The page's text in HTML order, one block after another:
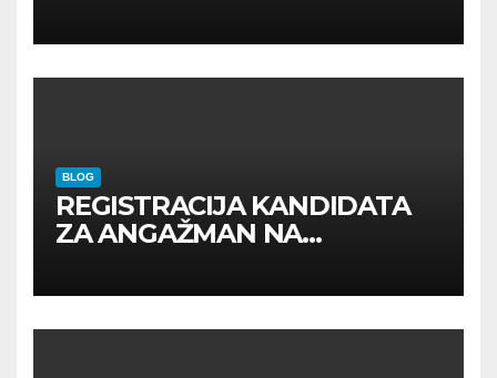
BLOG
REGISTRACIJA KANDIDATA
ZA ANGAŽMAN NA